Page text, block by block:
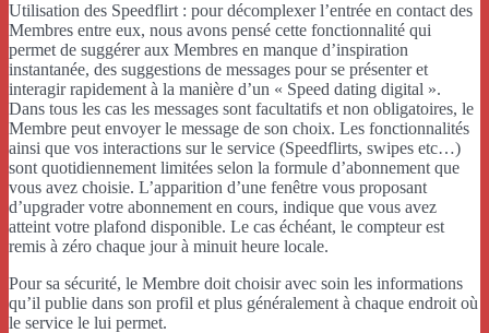
Utilisation des Speedflirt : pour décomplexer l’entrée en contact des
Membres entre eux, nous avons pensé cette fonctionnalité qui
permet de suggérer aux Membres en manque d’inspiration
instantanée, des suggestions de messages pour se présenter et
interagir rapidement à la manière d’un « Speed dating digital ».
Dans tous les cas les messages sont facultatifs et non obligatoires, le
Membre peut envoyer le message de son choix. Les fonctionnalités
ainsi que vos interactions sur le service (Speedflirts, swipes etc…)
sont quotidiennement limitées selon la formule d’abonnement que
vous avez choisie. L’apparition d’une fenêtre vous proposant
d’upgrader votre abonnement en cours, indique que vous avez
atteint votre plafond disponible. Le cas échéant, le compteur est
remis à zéro chaque jour à minuit heure locale.
Pour sa sécurité, le Membre doit choisir avec soin les informations
qu’il publie dans son profil et plus généralement à chaque endroit où
le service le lui permet.